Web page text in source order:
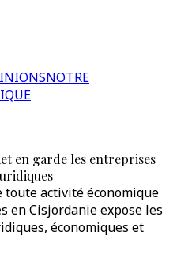
NOTRE
en garde les entreprises
toute activité économique
en Cisjordanie expose les
économiques et